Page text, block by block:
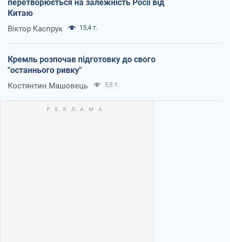
перетворюється на залежність Росії від
Китаю
Віктор Каспрук 15,4 т.
Кремль розпочав підготовку до свого
"останнього ривку"
Костянтин Машовець 5,8 т.